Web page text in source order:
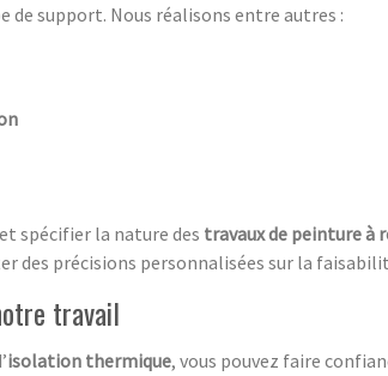
de support. Nous réalisons entre autres :
et spécifier la nature des travaux de peinture à
des précisions personnalisées sur la
travail
isolation thermique, vous pouvez faire